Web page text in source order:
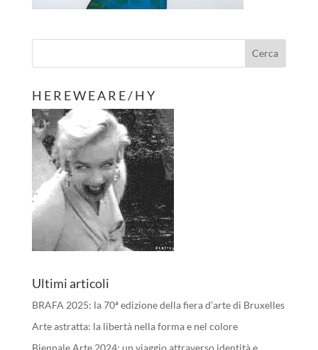
H E R E W E A R E / H Y
Ultimi articoli
BRAFA 2025: la 70ª edizione della fiera d’arte di Bruxelles
Arte astratta: la libertà nella forma e nel colore
Biennale Arte 2024: un viaggio attraverso identità e